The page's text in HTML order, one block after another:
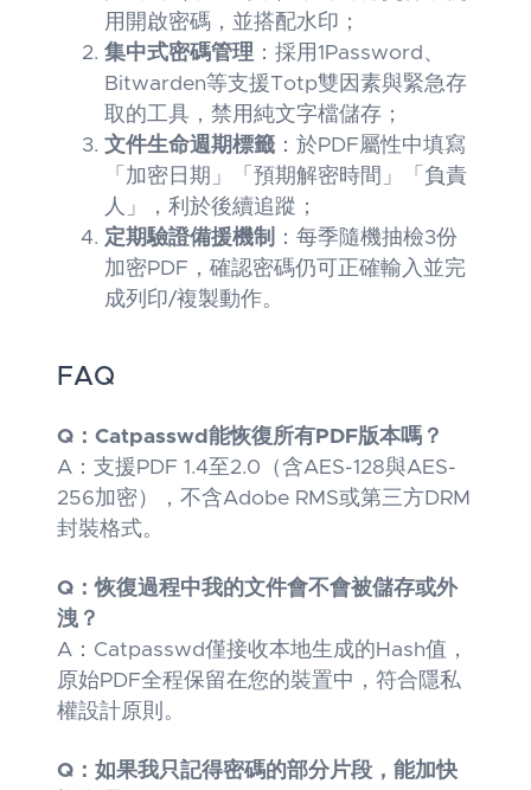
用開啟密碼，並搭配水印；
集中式密碼管理 ：採用1Password、
Bitwarden等支援Totp雙因素與緊急存
取的工具，禁用純文字檔儲存；
文件生命週期標籤 ：於PDF屬性中填寫
「加密日期」「預期解密時間」「負責
人」，利於後續追蹤；
定期驗證備援機制
：每季隨機抽檢3份
加密PDF，確認密碼仍可正確輸入並完
成列印/複製動作。
FAQ
Q：Catpasswd能恢復所有PDF版本嗎？
A：支援PDF 1.4至2.0（含AES-128與AES-
256加密），不含Adobe RMS或第三方DRM
封裝格式。
Q：恢復過程中我的文件會不會被儲存或外
洩？
A：Catpasswd僅接收本地生成的Hash值，
原始PDF全程保留在您的裝置中，符合隱私
權設計原則。
Q：如果我只記得密碼的部分片段，能加快